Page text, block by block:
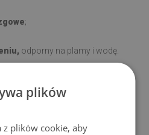
;
odporny na plamy i wodę.
czasu (np. przetarcia) nie
plików
z plików cookie, aby